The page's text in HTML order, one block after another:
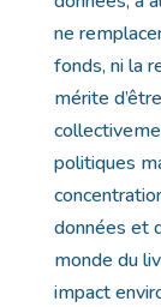
ne
fonds, ni la
mérite
politiques
données et
monde du
impact